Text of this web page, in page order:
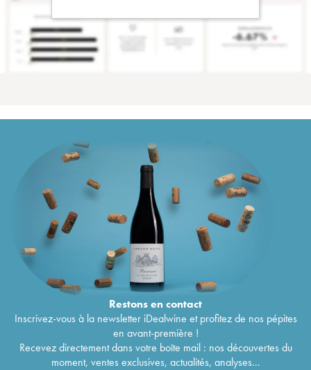
Restons encontact
Inscrivez-vous à la newsletter iDealwine et profitez de nos pépites
en avant-première !
Recevez directement dans votre boîte mail : nos découvertes du
moment, ventes exclusives, actualités, analyses...